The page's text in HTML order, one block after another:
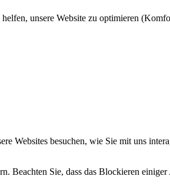
unsere Website zu optimieren
Websites besuchen, wie Sie mit uns
Beachten Sie, dass das Blockieren